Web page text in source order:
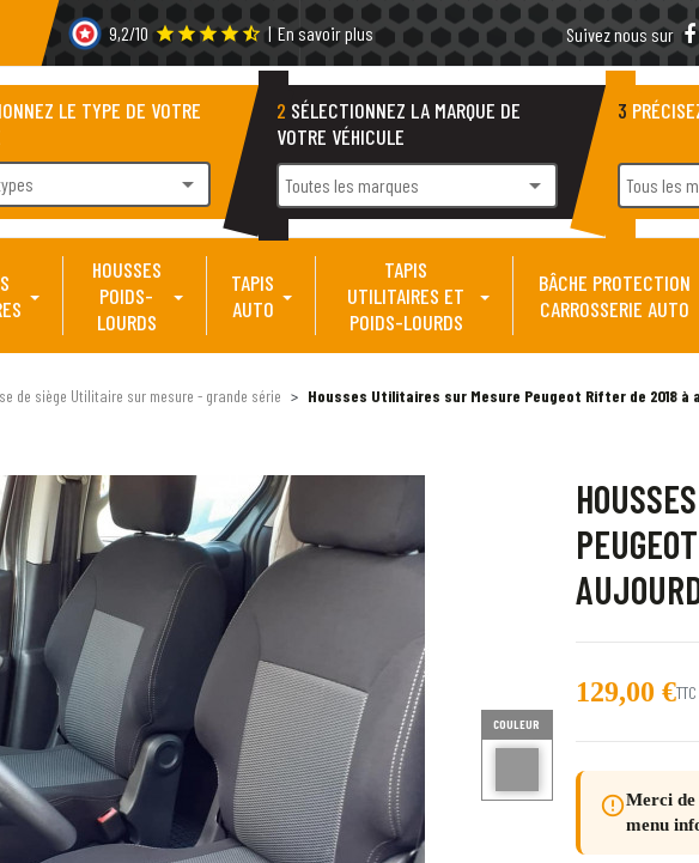
9,2/10 star starstarstarstar_half | En savoir plus Suivez nous sur
LE TYPE DE VOTRE
arrow_drop_down
2 SÉLECTIONNEZ LA MARQUE DE
VOTRE VÉHICULE
Toutes les marques arrow_drop_down
3
Tous les
HOUSSES
POIDS-
LOURDS
TAPIS
AUTO
TAPIS
UTILITAIRES ET
POIDS-LOURDS
BÂCHE PROTECTION
CARROSSERIE AUTO
de siège Utilitaire sur mesure - grande série Housses Utilitaires sur Mesure Peugeot Rifter de 2018 à
129,00 €TTC
error_outlineMerci de
menu
COULEUR
gris Hotel